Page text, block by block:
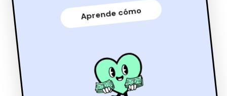
Aprende cómo